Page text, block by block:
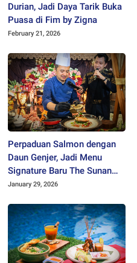
Durian, Jadi Daya Tarik Buka
Puasa di Fim by Zigna
February 21, 2026
Perpaduan Salmon dengan
Daun Genjer, Jadi Menu
Signature Baru The Sunan
Hotel Solo untuk Wedding
January 29, 2026